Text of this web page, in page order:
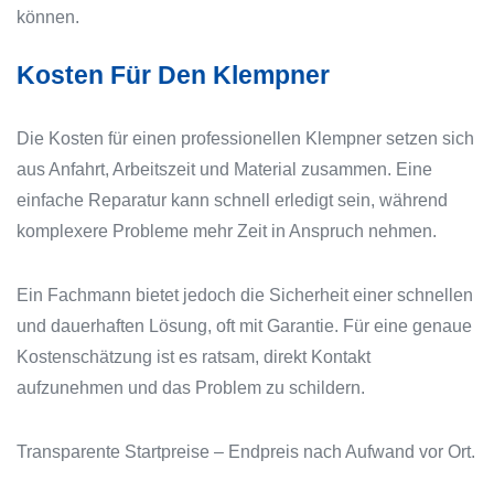
können.
Kosten Für Den Klempner
Die Kosten für einen professionellen Klempner setzen sich
aus Anfahrt, Arbeitszeit und Material zusammen. Eine
einfache Reparatur kann schnell erledigt sein, während
komplexere Probleme mehr Zeit in Anspruch nehmen.
Ein Fachmann bietet jedoch die Sicherheit einer schnellen
und dauerhaften Lösung, oft mit Garantie. Für eine genaue
Kostenschätzung ist es ratsam, direkt Kontakt
aufzunehmen und das Problem zu schildern.
Transparente Startpreise – Endpreis nach Aufwand vor Ort.